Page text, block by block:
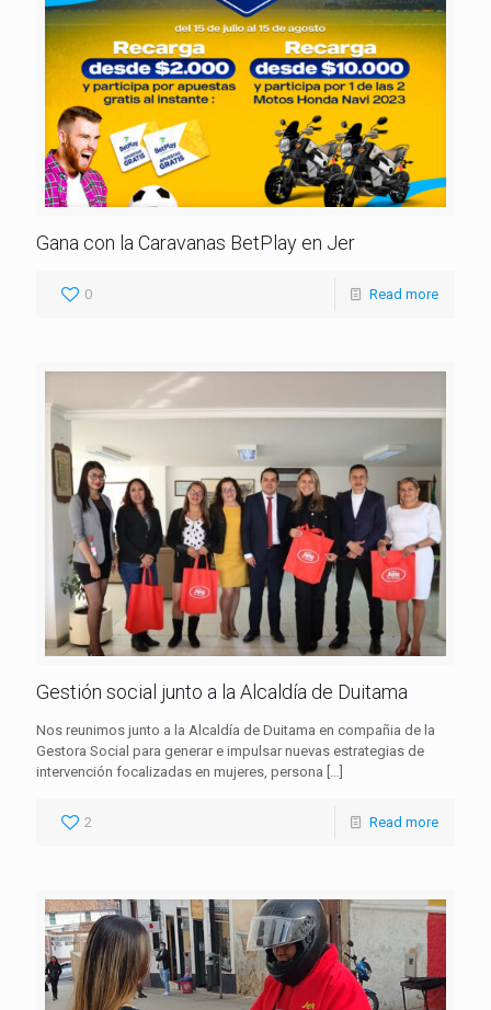
Gana con la Caravanas BetPlay en Jer
0 Read more
Gestión social junto a la Alcaldía de Duitama
Nos reunimos junto a la Alcaldía de Duitama en compañia de la
Gestora Social para generar e impulsar nuevas estrategias de
intervención focalizadas en mujeres, persona […]
2 Read more